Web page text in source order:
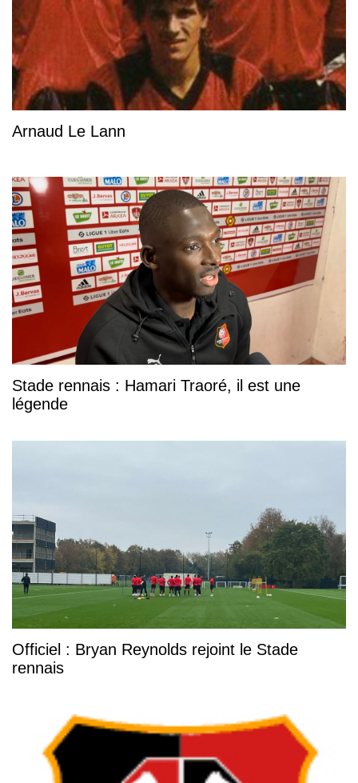
Arnaud Le Lann
Stade rennais : Hamari Traoré, il est une
légende
Officiel : Bryan Reynolds rejoint le Stade
rennais